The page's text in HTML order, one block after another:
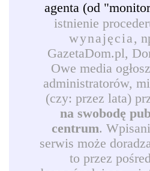
agenta (od
istnienie
wynajęcia,
GazetaDom.pl,
Owe media
administratorów,
(czy: przez lata)
na swobodę
centrum.
serwis może
to przez